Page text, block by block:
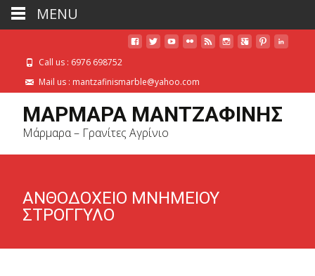
Call us : 6976 698752
Mail us : mantzafinismarble@yahoo.com
ΜΑΡΜΑΡΑ ΜΑΝΤΖΑΦΙΝΗΣ
Μάρμαρα – Γρανίτες Αγρίνιο
ΑΝΘΟΔΟΧΕΙΟ ΜΝΗΜΕΙΟΥ
ΣΤΡΟΓΓΥΛΟ
MENU